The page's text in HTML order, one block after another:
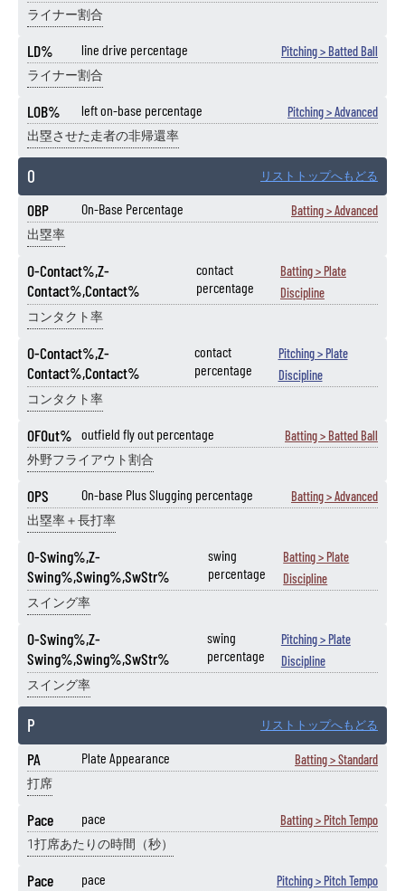
ライナー割合
LD% line drive percentage Pitching > Batted Ball
ライナー割合
LOB% left on-base percentage Pitching > Advanced
出塁させた走者の非帰還率
O リストトップへもどる
OBP On-Base Percentage Batting > Advanced
出塁率
O-Contact%,Z-
Contact%,Contact%
contact
percentage
Batting > Plate
Discipline
コンタクト率
O-Contact%,Z-
Contact%,Contact%
contact
percentage
Pitching > Plate
Discipline
コンタクト率
OFOut% outfield fly out percentage Batting > Batted Ball
外野フライアウト割合
OPS On-base Plus Slugging percentage Batting > Advanced
出塁率＋長打率
O-Swing%,Z-
Swing%,Swing%,SwStr%
swing
percentage
Batting > Plate
Discipline
スイング率
O-Swing%,Z-
Swing%,Swing%,SwStr%
swing
percentage
Pitching > Plate
Discipline
スイング率
P リストトップへもどる
PA Plate Appearance Batting > Standard
打席
Pace pace Batting > Pitch Tempo
1打席あたりの時間（秒）
Pace pace Pitching > Pitch Tempo